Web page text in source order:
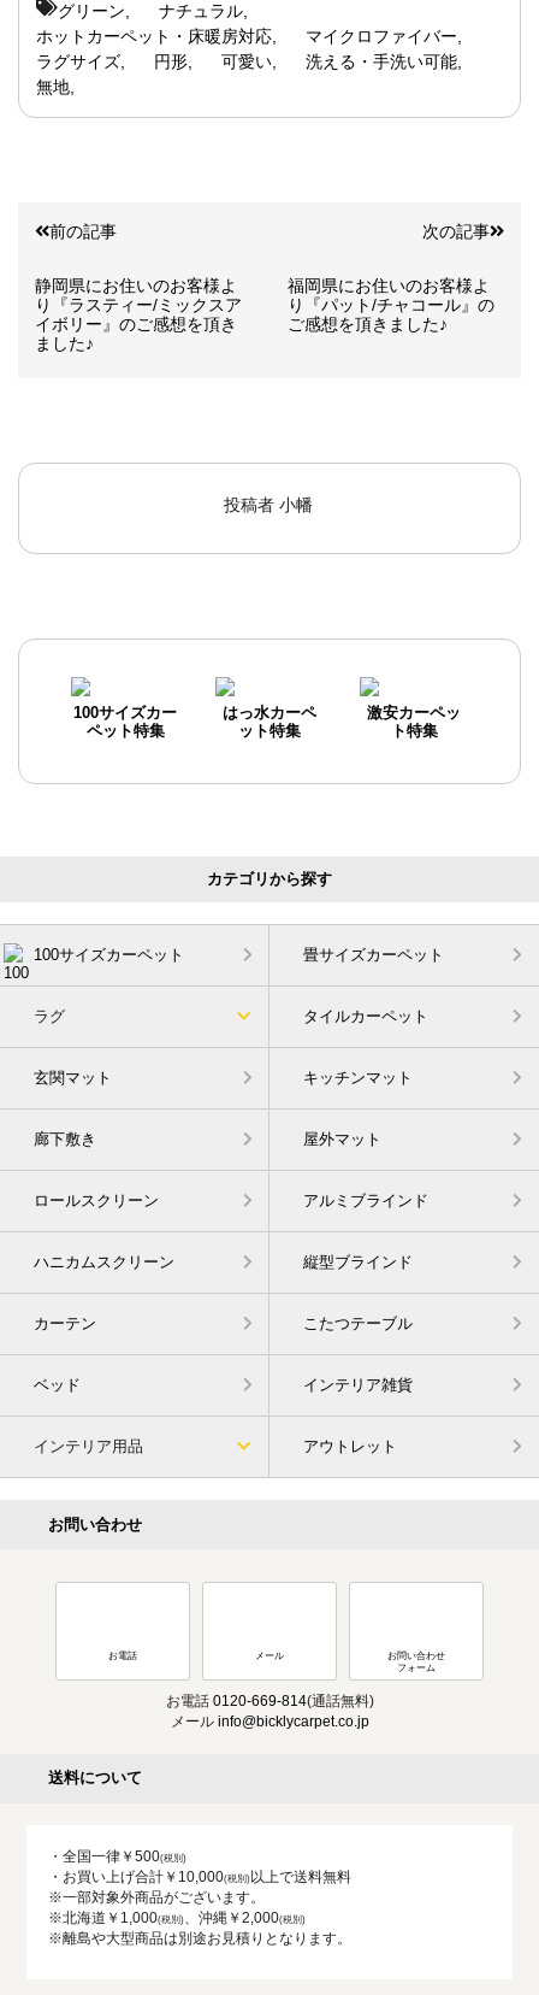
グリーン
ナチュラル
ホットカーペット・床暖房対応
マイクロファイバー
ラグサイズ
円形 可愛い
洗える・手洗い可能
無地
前の記事
静岡県にお住いのお客様よ
り『ラスティー/ミックスア
イボリー』のご感想を頂き
ました♪
次の記事
福岡県にお住いのお客様よ
り『パット/チャコール』の
ご感想を頂きました♪
投稿者小幡
100サイズカー
ペット特集
はっ水カーペ
ット特集
激安カーペッ
ト特集
カテゴリから探す
100サイズカーペット 畳サイズカーペット
ラグ タイルカーペット
玄関マット キッチンマット
廊下敷き 屋外マット
ロールスクリーン アルミブラインド
ハニカムスクリーン 縦型ブラインド
カーテン こたつテーブル
ベッド インテリア雑貨
インテリア用品 アウトレット
お問い合わせ
お電話 メール
お問い合わせ
フォーム
お電話 0120-669-814(通話無料)
メール info@bicklycarpet.co.jp
送料について
・全国一律￥500
・お買い上げ合計￥10,000
以上で送料無料
※一部対象外商品がございます。
※北海道￥1,000
、沖縄￥2,000
※離島や大型商品は別途お見積りとなります。